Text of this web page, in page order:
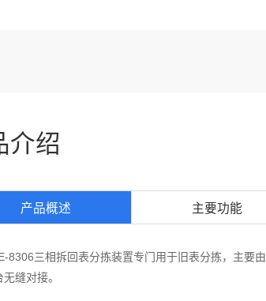
介绍
产品概述 主要功能
8306三相拆回表分拣装置专门用于旧表分拣，主要
缝对接。